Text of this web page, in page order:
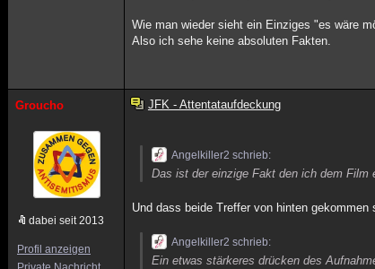
Wie man wieder sieht ein Einziges "es wäre
Also ich sehe keine absoluten Fakten.
Groucho
dabei seit 2013
Profil anzeigen
JFK - Attentataufdeckung
Angelkiller2 schrieb:
Das ist der einzige Fakt den ich dem Film
Und dass beide Treffer von hinten
Angelkiller2 schrieb:
Ein etwas stärkeres drücken des